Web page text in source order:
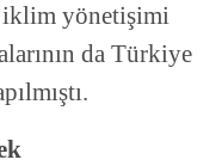
iklim yönetişimi
da Türkiye